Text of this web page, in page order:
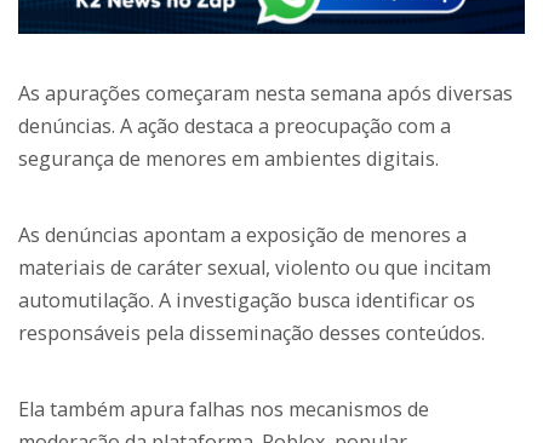
As apurações começaram nesta semana após diversas
denúncias. A ação destaca a preocupação com a
segurança de menores em ambientes digitais.
As denúncias apontam a exposição de menores a
materiais de caráter sexual, violento ou que incitam
automutilação. A investigação busca identificar os
responsáveis pela disseminação desses conteúdos.
Ela também apura falhas nos mecanismos de